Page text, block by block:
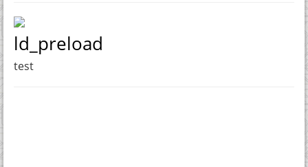
ld_preload
test